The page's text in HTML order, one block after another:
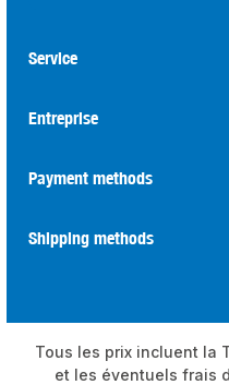
Service
Entreprise
Payment methods
Shipping methods
Tous les prix incluent la
et les éventuels frais